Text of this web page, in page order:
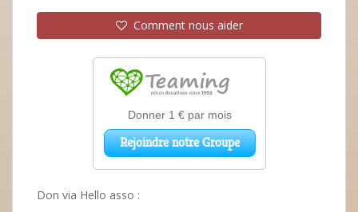
Comment nous aider
Don via Hello asso :